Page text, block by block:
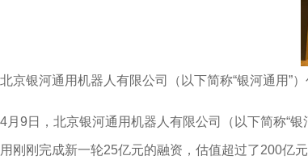
北京银河通用机器人有限公司（以下简称“银河通用”
4月9日，北京银河通用机器人有限公司（以下简称“
用刚刚完成新一轮25亿元的融资，估值超过了200亿